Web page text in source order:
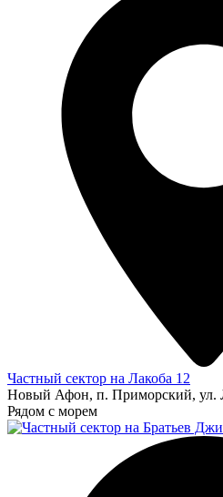
Частный сектор на Лакоба 12
Новый Афон, п. Приморский, ул.
Рядом с морем